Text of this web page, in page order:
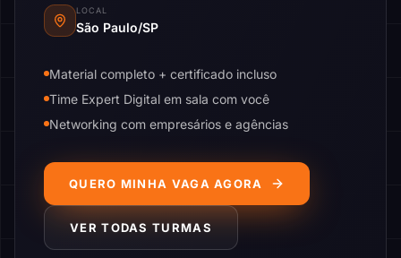
LOCAL
São Paulo/SP
Material completo + certificado incluso
Time Expert Digital em sala com você
Networking com empresários e agências
QUERO MINHA VAGA AGORA
VER TODAS TURMAS